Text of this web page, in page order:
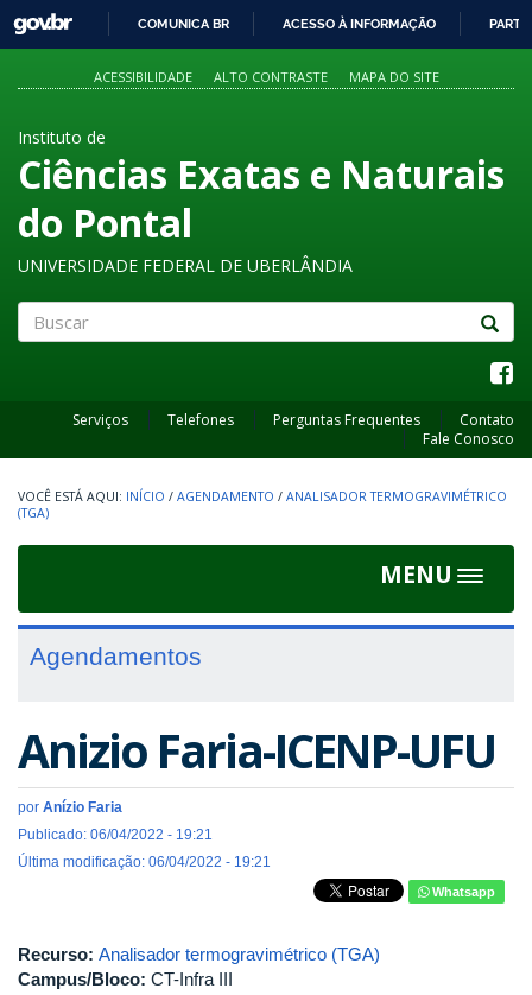
PARA
O
GOVBR
COMUNICA BR ACESSO À INFORMAÇÃO
ACESSIBILIDADE ALTO CONTRASTE MAPA DO SITE
Instituto de
Ciências Exatas e Naturais
do Pontal
UNIVERSIDADE FEDERAL DE UBERLÂNDIA
Serviços Telefones Perguntas Frequentes
Contato
Fale Conosco
INÍCIO / AGENDAMENTO / ANALISADOR TERMOGRAVIMÉTRICO
(TGA)
MENU
Toggle
Agendamentos
Anizio Faria-ICENP-UFU
por Anízio Faria
Publicado: 06/04/2022 - 19:21
Última modificação: 06/04/2022 - 19:21
Whatsapp
Recurso: Analisador termogravimétrico (TGA)
Campus/Bloco: CT-Infra III